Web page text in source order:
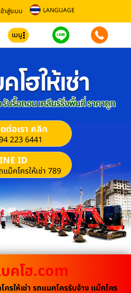
ข้าสู่ระบบ LANGUAGE
เมนู
ต่อเรา คลิก
223 6441
ID
แม็คโครให้เช่า 789
คโฮ.com
รให้เช่า รถแมคโครรับจ้าง แม็คโคร